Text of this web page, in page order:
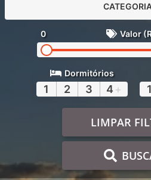
0 Valor
Dormitórios
1 2 3 4 + 1
LIMPAR